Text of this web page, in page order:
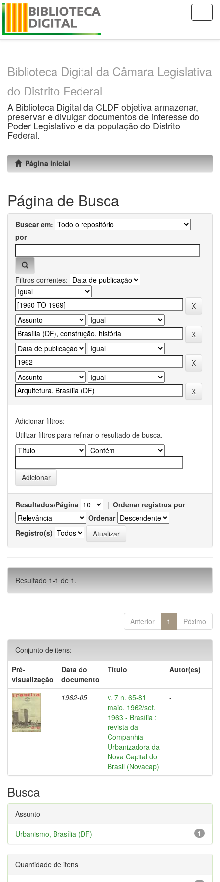
Skip
Biblioteca Digital da Câmara Legislativa
do Distrito Federal
A Biblioteca Digital da CLDF objetiva armazenar,
preservar e divulgar documentos de interesse do
Poder Legislativo e da população do Distrito
Federal.
Página inicial
Página de Busca
Buscar em:
por
Filtros correntes:
Adicionar filtros:
Utilizar filtros para refinar o resultado de busca.
Resultados/Página | Ordenar registros por
Ordenar
Registro(s)
Resultado 1-1 de 1.
Anterior 1 Póximo
Conjunto de itens:
Pré-
visualização
Data do
documento
Título Autor(es)
1962-05
v. 7 n. 65-81
maio. 1962/set.
1963 - Brasília :
revista da
Companhia
Urbanizadora da
Nova Capital do
Brasil (Novacap)
-
Busca
Assunto
1
Urbanismo, Brasília (DF)
Quantidade de itens